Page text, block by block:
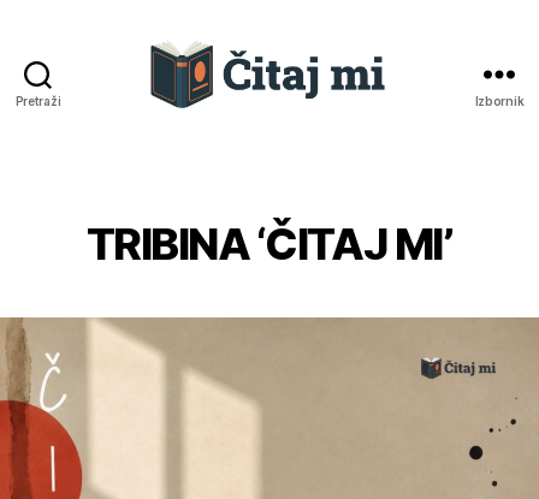
Pretraži Izbornik
Kategorije
TRIBINA ‘ČITAJ MI’